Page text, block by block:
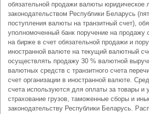
обязательной продажи валюты юридическое
законодательством Республики Беларусь
поступления валюты на транзитный счет),
уполномоченный банк поручение на продажу
на бирже в счет обязательной продажи и
иностранной валюте на текущий валютный
осуществлять продажу 30 % валютной
валютных средств с транзитного счета
счет организации в иностранной валюте.
счета используются для оплаты за товары и
страхование грузов, таможенные сборы и
законодательству Республики Беларусь.